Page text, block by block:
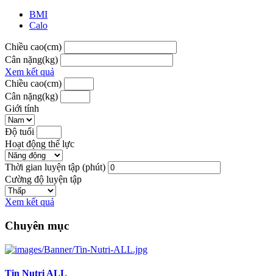
BMI
Calo
Chiều cao(cm)
Cân nặng(kg)
Xem kết quả
Chiều cao(cm)
Cân nặng(kg)
Giới tính
Độ tuổi
Hoạt động thể lực
Thời gian luyện tập (phút)
Cường độ luyện tập
Xem kết quả
Chuyên mục
Tin Nutri ALL